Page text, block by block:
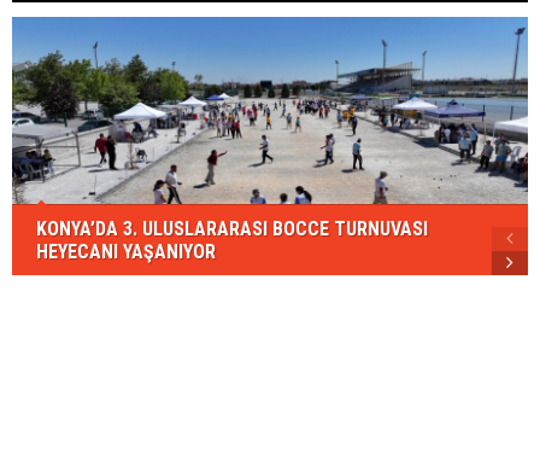
KONYA’DA 3. ULUSLARARASI BOCCE TURNUVASI
HEYECANI YAŞANIYOR